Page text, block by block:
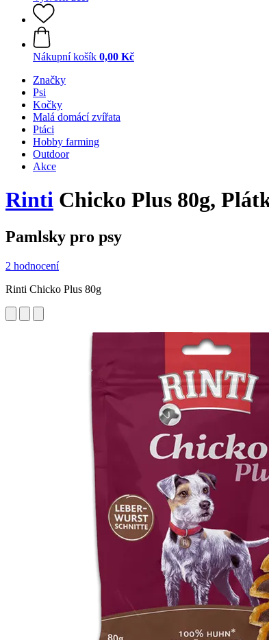
Nákupní košík 0,00 Kč
Značky
Psi
Kočky
Malá domácí zvířata
Ptáci
Hobby farming
Outdoor
Akce
Rinti Chicko Plus 80g,
Pamlsky pro psy
2 hodnocení
Rinti Chicko Plus 80g